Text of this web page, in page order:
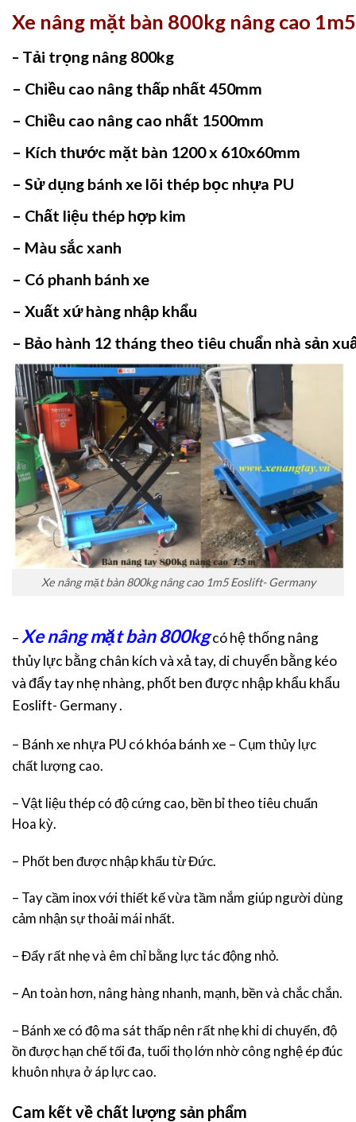
Xe nâng mặt bàn 800kg nâng cao
– Tải trọng nâng 800kg
– Chiều cao nâng thấp nhất 450mm
– Chiều cao nâng cao nhất 1500mm
– Kích thước mặt bàn 1200 x 610x60mm
– Sử dụng bánh xe lõi thép bọc nhựa PU
– Chất liệu thép hợp kim
– Màu sắc xanh
– Có phanh bánh xe
– Xuất xứ hàng nhập khẩu
– Bảo hành 12 tháng theo tiêu chuẩn nhà sản
Xe nâng mặt bàn 800kg nâng cao 1m5 Eoslift- Germany
– Xe nâng mặt bàn 800kgcó hệ thống nâng
thủy lực bằng chân kích và xả tay, di chuyển bằng kéo
và đẩy tay nhẹ nhàng, phốt ben được nhập khẩu khẩu
Eoslift- Germany .
– Bánh xe nhựa PU có khóa bánh xe – Cụm thủy lực
chất lượng cao.
– Vật liệu thép có độ cứng cao, bền bỉ theo tiêu chuẩn
Hoa kỳ.
– Phốt ben được nhập khẩu từ Đức.
– Tay cầm inox với thiết kế vừa tầm nắm giúp người dùng
cảm nhận sự thoải mái nhất.
– Đẩy rất nhẹ và êm chỉ bằng lực tác động nhỏ.
– An toàn hơn, nâng hàng nhanh, mạnh, bền và chắc chắn.
– Bánh xe có độ ma sát thấp nên rất nhẹ khi di chuyển, độ
ồn được hạn chế tối đa, tuổi thọ lớn nhờ công nghệ ép đúc
khuôn nhựa ở áp lực cao.
Cam kết về chất lượng sản phẩm